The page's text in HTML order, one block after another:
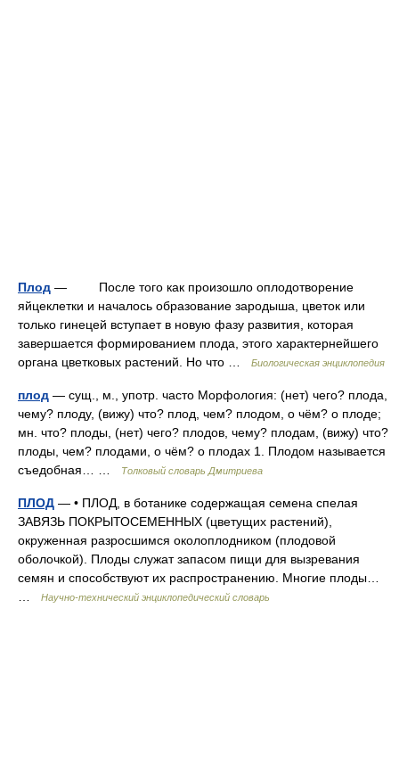
Плод — После того как произошло оплодотворение
яйцеклетки и началось образование зародыша, цветок или
только гинецей вступает в новую фазу развития, которая
завершается формированием плода, этого характернейшего
органа цветковых растений. Но что …
Биологическая энциклопедия
плод — сущ., м., употр. часто Морфология: (нет) чего? плода,
чему? плоду, (вижу) что? плод, чем? плодом, о чём? о плоде;
мн. что? плоды, (нет) чего? плодов, чему? плодам, (вижу) что?
плоды, чем? плодами, о чём? о плодах 1. Плодом называется
съедобная… …
Толковый словарь Дмитриева
ПЛОД — • ПЛОД, в ботанике содержащая семена спелая
ЗАВЯЗЬ ПОКРЫТОСЕМЕННЫХ (цветущих растений),
окруженная разросшимся околоплодником (плодовой
оболочкой). Плоды служат запасом пищи для вызревания
семян и способствуют их распространению. Многие плоды…
Научно-технический энциклопедический словарь